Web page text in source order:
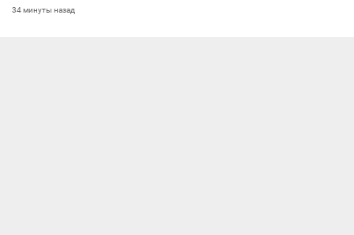
34 минуты назад